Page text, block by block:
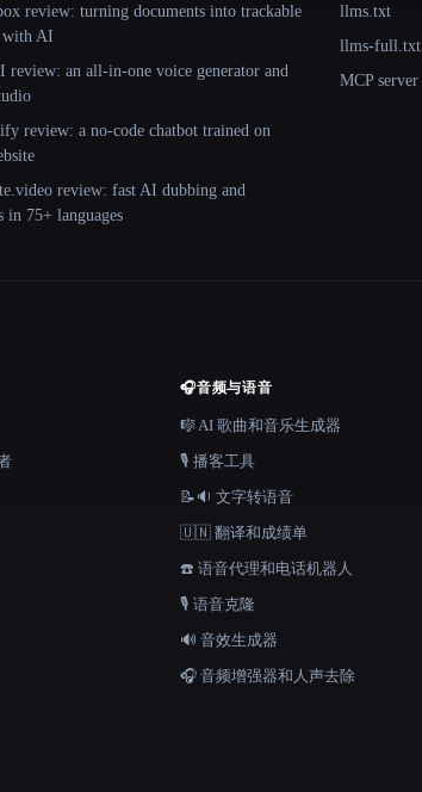
review: turning documents into trackable
with AI
review: an all-in-one voice generator and
review: a no-code chatbot trained on
review: fast AI dubbing and
in 75+ languages
llms.txt
llms-full.txt
MCP server
🎧音频与语音
🎼 AI 歌曲和音乐生成器
🎙️ 播客工具
📝🔉 文字转语音
🇺🇳 翻译和成绩单
☎️ 语音代理和电话机器人
🎙️ 语音克隆
🔊 音效生成器
🎧 音频增强器和人声去除